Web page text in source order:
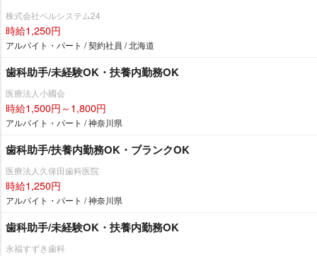
株式会社ベルシステム24
時給1,250円
アルバイト・パート / 契約社員 / 北海道
歯科助手/未経験OK・扶養内勤務OK
医療法人小國会
時給1,500円～1,800円
アルバイト・パート / 神奈川県
歯科助手/扶養内勤務OK・ブランクOK
医療法人久保田歯科医院
時給1,250円
アルバイト・パート / 神奈川県
歯科助手/未経験OK・扶養内勤務OK
永福すずき歯科